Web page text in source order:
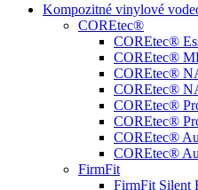
Kompozitné vinylové
COREtec®
COREtec®
COREtec®
COREtec®
COREtec®
COREtec®
COREtec®
COREtec®
COREtec®
FirmFit
FirmFit Silent